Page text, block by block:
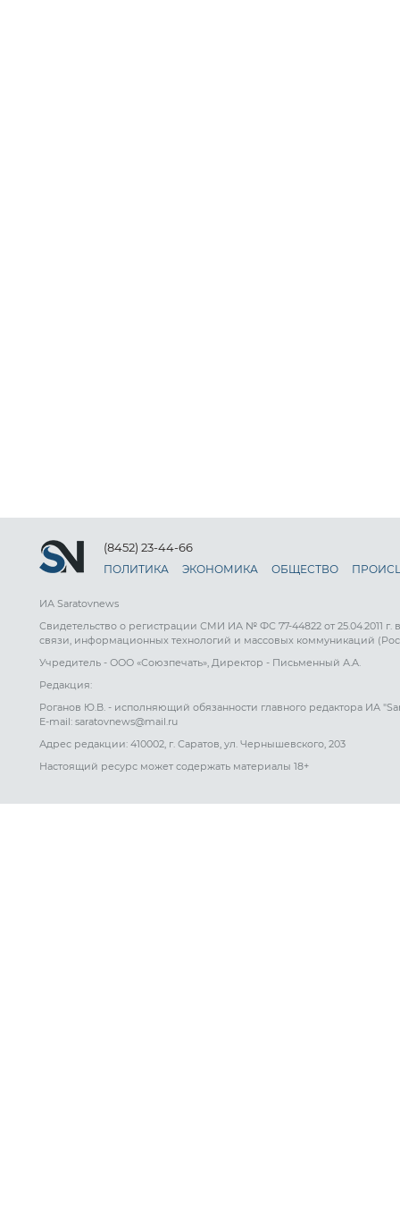
(8452) 23-44-66
ПОЛИТИКА ЭКОНОМИКА ОБЩЕСТВО
ИА Saratovnews
Свидетельство о регистрации СМИ ИА № ФС 77-44822 от 25.04.2011
связи, информационных технологий и массовых коммуникаций
Учредитель - ООО «Союзпечать», Директор - Письменный А.А.
Редакция:
Роганов Ю.В. - исполняющий обязанности главного редактора ИА
E-mail: saratovnews@mail.ru
Адрес редакции: 410002, г. Саратов, ул. Чернышевского, 203
Настоящий ресурс может содержать материалы 18+